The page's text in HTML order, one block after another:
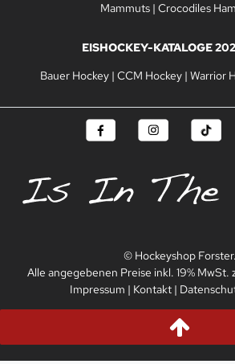
Mammuts| Crocodiles
EISHOCKEY-KATALOGE
Bauer Hockey| CCM Hockey| Warrior
© Hockeyshop Forster.
Alle angegebenen Preise inkl. 19% MwSt.
Impressum | Kontakt |